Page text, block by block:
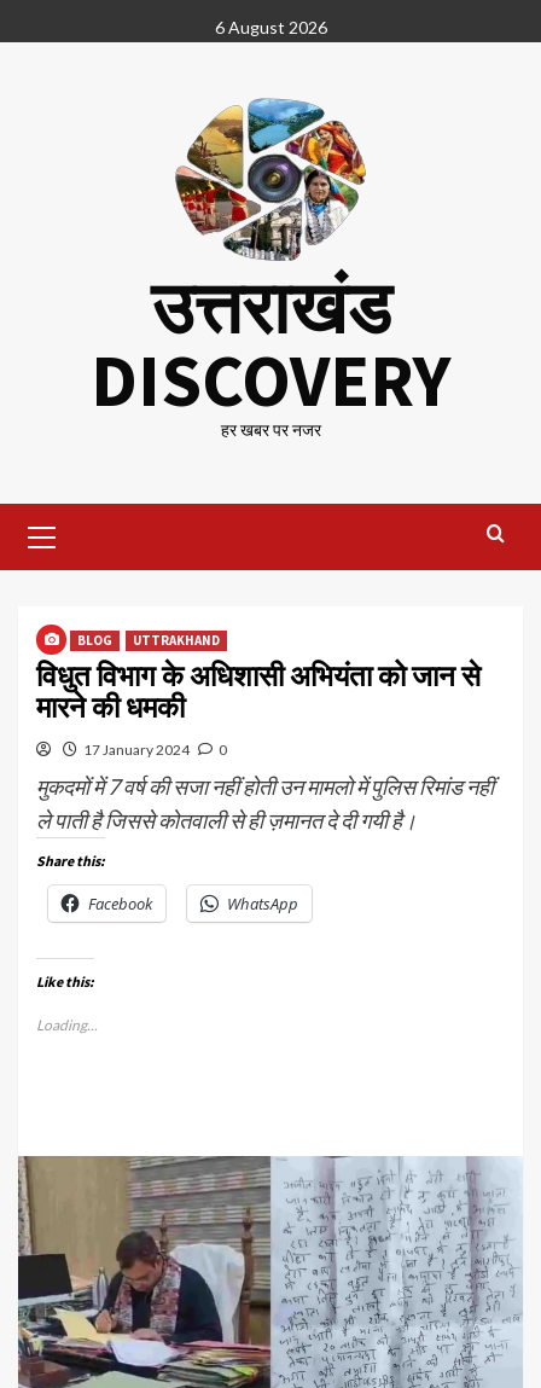
to
6 August 2026
उत्तराखंड
DISCOVERY
हर खबर पर नजर
Menu
BLOG UTTRAKHAND
विधुत विभाग के अधिशासी अभियंता को जान से
मारने की धमकी
17 January 2024 0
मुकदमों में 7 वर्ष की सजा नहीं होती उन मामलो में पुलिस रिमांड नहीं
ले पाती है जिससे कोतवाली से ही ज़मानत दे दी गयी है।
Share this:
Facebook WhatsApp
Like this:
Loading...